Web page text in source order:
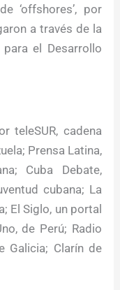
‘offshores’, por
a través de la
el Desarrollo
teleSUR, cadena
Prensa Latina,
Cuba Debate,
cubana; La
El Siglo, un portal
de Perú; Radio
Galicia; Clarín de